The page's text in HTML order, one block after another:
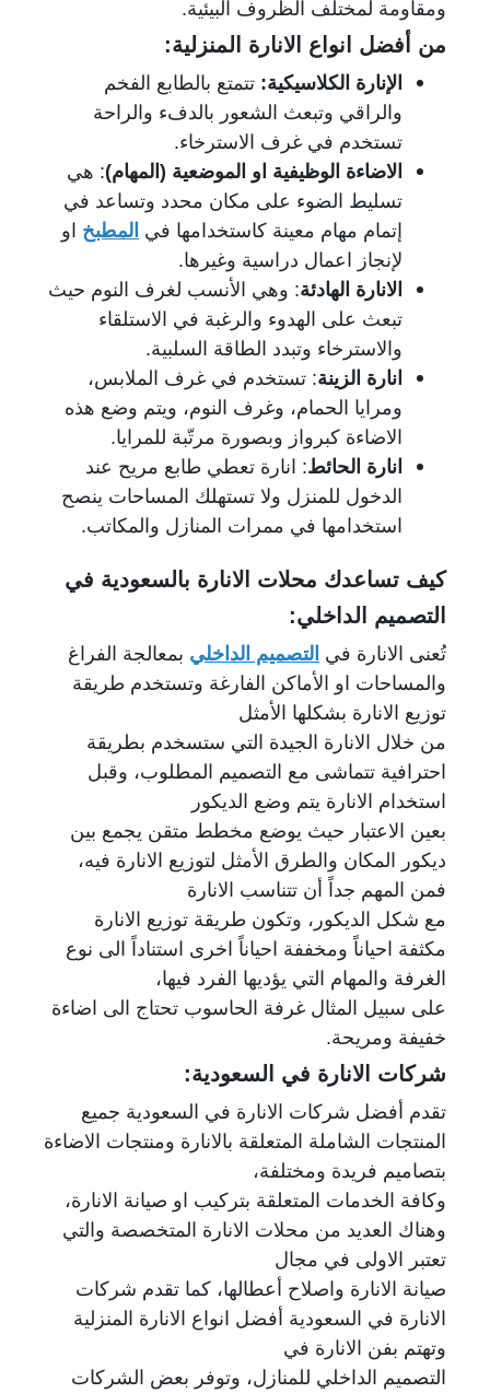
ومقاومة لمختلف الظروف البيئية.
من أفضل انواع الانارة المنزلية:
الإنارة الكلاسيكية: تتمتع بالطابع الفخم
والراقي وتبعث الشعور بالدفء والراحة
تستخدم في غرف الاسترخاء.
الاضاءة الوظيفية او الموضعية (المهام): هي
تسليط الضوء على مكان محدد وتساعد في
إتمام مهام معينة كاستخدامها في المطبخ او
لإنجاز اعمال دراسية وغيرها.
الانارة الهادئة: وهي الأنسب لغرف النوم حيث
تبعث على الهدوء والرغبة في الاستلقاء
والاسترخاء وتبدد الطاقة السلبية.
انارة الزينة: تستخدم في غرف الملابس،
ومرايا الحمام، وغرف النوم، ويتم وضع هذه
الاضاءة كبرواز وبصورة مرتّبة للمرايا.
انارة الحائط: انارة تعطي طابع مريح عند
الدخول للمنزل ولا تستهلك المساحات ينصح
استخدامها في ممرات المنازل والمكاتب.
كيف تساعدك محلات الانارة بالسعودية في
التصميم الداخلي:
تُعنى الانارة في التصميم الداخلي بمعالجة الفراغ
والمساحات او الأماكن الفارغة وتستخدم طريقة
توزيع الانارة بشكلها الأمثل
من خلال الانارة الجيدة التي ستسخدم بطريقة
احترافية تتماشى مع التصميم المطلوب، وقبل
استخدام الانارة يتم وضع الديكور
بعين الاعتبار حيث يوضع مخطط متقن يجمع بين
ديكور المكان والطرق الأمثل لتوزيع الانارة فيه،
فمن المهم جداً أن تتناسب الانارة
مع شكل الديكور، وتكون طريقة توزيع الانارة
مكثفة احياناً ومخففة احياناً اخرى استناداً الى نوع
الغرفة والمهام التي يؤديها الفرد فيها،
على سبيل المثال غرفة الحاسوب تحتاج الى اضاءة
خفيفة ومريحة.
شركات الانارة في السعودية:
تقدم أفضل شركات الانارة في السعودية جميع
المنتجات الشاملة المتعلقة بالانارة ومنتجات الاضاءة
بتصاميم فريدة ومختلفة،
وكافة الخدمات المتعلقة بتركيب او صيانة الانارة،
وهناك العديد من محلات الانارة المتخصصة والتي
تعتبر الاولى في مجال
صيانة الانارة واصلاح أعطالها، كما تقدم شركات
الانارة في السعودية أفضل انواع الانارة المنزلية
وتهتم بفن الانارة في
التصميم الداخلي للمنازل، وتوفر بعض الشركات